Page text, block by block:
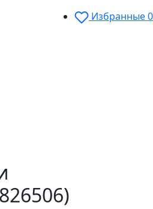
Избранные0